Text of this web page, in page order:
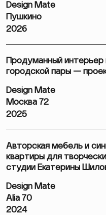
Design Mate
Пушкино
2026
Продуманный
городской пары —
Design Mate
Москва 72
2025
Авторская мебель и
квартиры для
студии Екатерины
Design Mate
Alia 70
2024